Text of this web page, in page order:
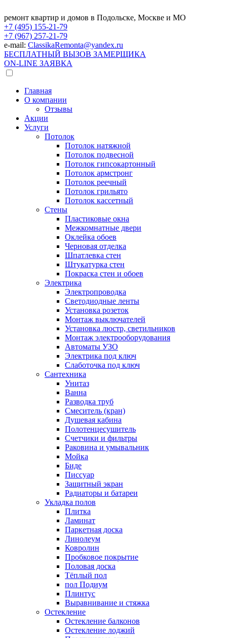
ремонт квартир и домов в Подольске, Москве и МО
+7 (495) 155-21-79
+7 (967) 257-21-79
e-mail: ClassikaRemonta@yandex.ru
БЕСПЛАТНЫЙ ВЫЗОВ ЗАМЕРЩИКА
ON-LINE ЗАЯВКА
Главная
О компании
Отзывы
Акции
Услуги
Потолок
Потолок натяжной
Потолок подвесной
Потолок гипсокартонный
Потолок армстронг
Потолок реечный
Потолок грильято
Потолок кассетный
Стены
Пластиковые окна
Межкомнатные двери
Оклейка обоев
Черновая отделка
Шпатлевка стен
Штукатурка стен
Покраска стен и обоев
Электрика
Электропроводка
Светодиодные ленты
Установка розеток
Монтаж выключателей
Установка люстр, светильников
Монтаж электрооборудования
Автоматы УЗО
Электрика под ключ
Слаботочка под ключ
Сантехника
Унитаз
Ванна
Разводка труб
Смеситель (кран)
Душевая кабина
Полотенцесушитель
Счетчики и фильтры
Раковина и умывальник
Мойка
Биде
Писсуар
Защитный экран
Радиаторы и батареи
Укладка полов
Плитка
Ламинат
Паркетная доска
Линолеум
Ковролин
Пробковое покрытие
Половая доска
Тёплый пол
пол Подиум
Плинтус
Выравнивание и стяжка
Остекление
Остекление балконов
Остекление лоджий